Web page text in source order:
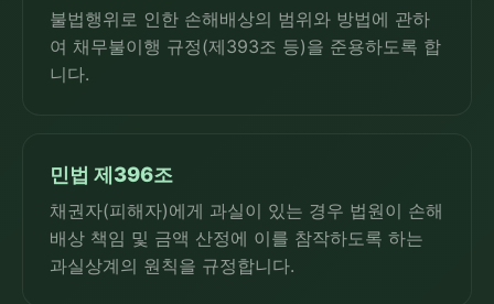
불법행위로 인한 손해배상의 범위와 방법에 관하
여 채무불이행 규정(제393조 등)을 준용하도록 합
니다.
민법 제396조
채권자(피해자)에게 과실이 있는 경우 법원이 손해
배상 책임 및 금액 산정에 이를 참작하도록 하는
과실상계의 원칙을 규정합니다.